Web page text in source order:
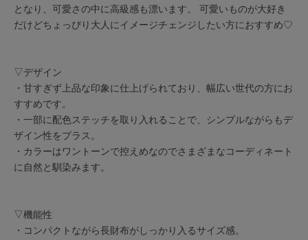
となり、可愛さの中に高級感も漂います。 可愛いものが大好き
だけどちょっぴり大人にイメージチェンジしたい方におすすめ♡
▽デザイン
・甘すぎず上品な印象に仕上げられており、幅広い世代の方にお
すすめです。
・一部に配色ステッチを取り入れることで、シンプルながらもデ
ザイン性をプラス。
・カラーはワントーンで控えめなのでさまざまなコーディネート
に自然と馴染みます。
▽機能性
・コンパクトながら長財布がしっかり入るサイズ感。